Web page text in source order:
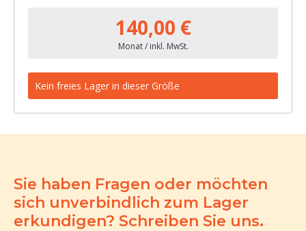
140,00 €
Monat / inkl. MwSt.
Kein freies Lager in dieser Größe
Sie haben Fragen oder möchten
sich unverbindlich zum Lager
erkundigen? Schreiben Sie uns.